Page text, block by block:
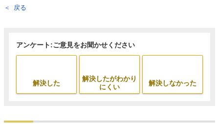
戻る
アンケート:ご意見をお聞かせください
解決した
解決したがわかり
にくい
解決しなかった